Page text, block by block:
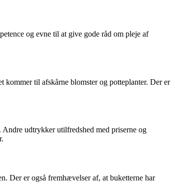
og evne til at give gode råd om pleje af
kommer til afskårne blomster og potteplanter. Der er
udtrykker utilfredshed med priserne og
Der er også fremhævelser af, at buketterne har